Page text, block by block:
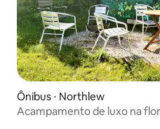
Ônibus ⋅ Northlew
Acampamento de luxo na